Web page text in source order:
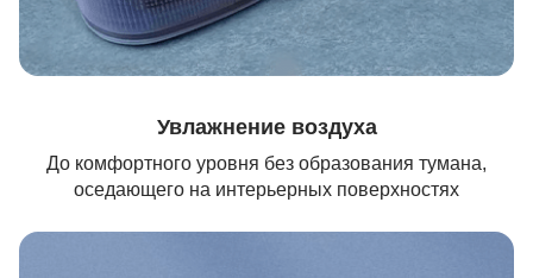
Увлажнение воздуха
До комфортного уровня без образования тумана,
оседающего на интерьерных поверхностях